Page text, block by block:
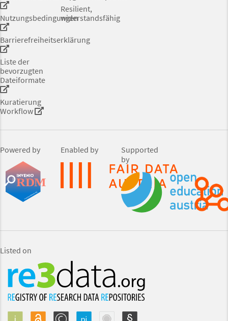
Nutzungsbedingungen
Barrierefreiheitserklärung
Liste der
bevorzugten
Dateiformate
Kuratierung
Workflow
Resilient,
widerstandsfähig
Powered by Enabled by
Supported
by
Listed on